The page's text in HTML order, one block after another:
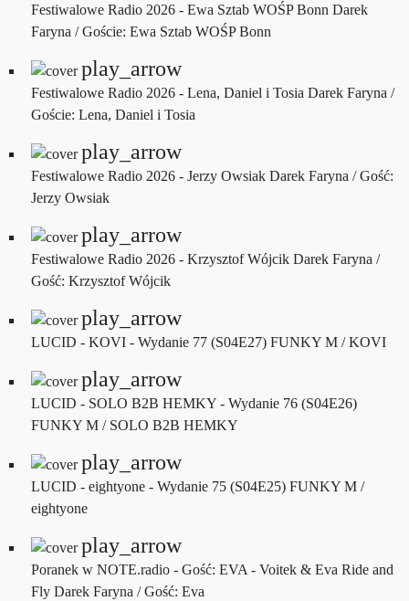
Festiwalowe Radio 2026 - Ewa Sztab WOŚP Bonn Darek
Faryna / Goście: Ewa Sztab WOŚP Bonn
play_arrow
Festiwalowe Radio 2026 - Lena, Daniel i Tosia Darek Faryna /
Goście: Lena, Daniel i Tosia
play_arrow
Festiwalowe Radio 2026 - Jerzy Owsiak Darek Faryna / Gość:
Jerzy Owsiak
play_arrow
Festiwalowe Radio 2026 - Krzysztof Wójcik Darek Faryna /
Gość: Krzysztof Wójcik
play_arrow
LUCID - KOVI - Wydanie 77 (S04E27) FUNKY M / KOVI
play_arrow
LUCID - SOLO B2B HEMKY - Wydanie 76 (S04E26)
FUNKY M / SOLO B2B HEMKY
play_arrow
LUCID - eightyone - Wydanie 75 (S04E25) FUNKY M /
eightyone
play_arrow
Poranek w NOTE.radio - Gość: EVA - Voitek & Eva Ride and
Fly Darek Faryna / Gość: Eva